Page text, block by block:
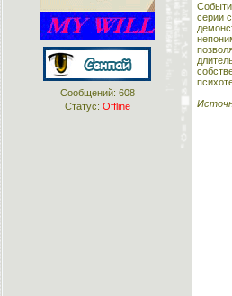
Сообщений: 608
Статус: Offline
серии